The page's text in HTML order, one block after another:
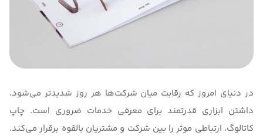
در دنیای امروز که رقابت میان شرکت‌ها هر روز شدیدتر می‌شود،
داشتن ابزاری قدرتمند برای معرفی خدمات ضروری است. چاپ
کاتالوگ، ارتباطی موثر را بین شرکت و مشتریان بالقوه برقرار می‌کند.